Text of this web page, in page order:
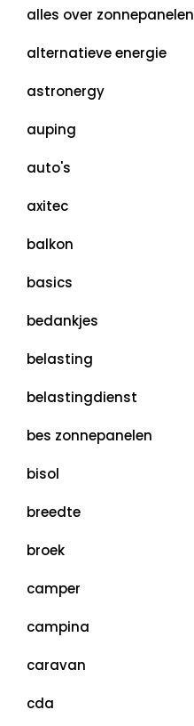
alles over zonnepanelen
alternatieve energie
astronergy
auping
auto's
axitec
balkon
basics
bedankjes
belasting
belastingdienst
bes zonnepanelen
bisol
breedte
broek
camper
campina
caravan
cda